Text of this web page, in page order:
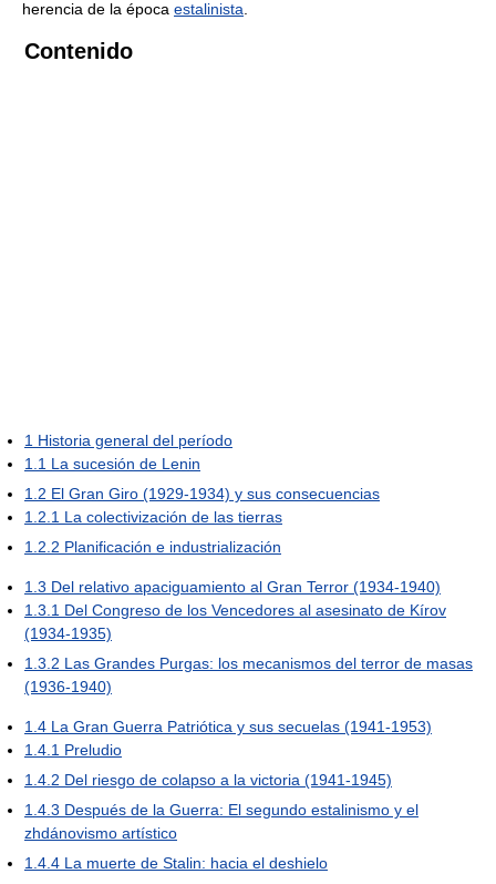
herencia de la época estalinista
Contenido
1 Historia general del período
1.1 La sucesión de Lenin
1.2 El Gran Giro (1929-1934) y sus consecuencias
1.2.1 La colectivización de las tierras
1.2.2 Planificación e industrialización
1.3 Del relativo apaciguamiento al Gran Terror (1934-1940)
1.3.1 Del Congreso de los Vencedores al asesinato de Kírov
(1934-1935)
1.3.2 Las Grandes Purgas: los mecanismos del terror de masas
(1936-1940)
1.4 La Gran Guerra Patriótica y sus secuelas (1941-1953)
1.4.1 Preludio
1.4.2 Del riesgo de colapso a la victoria (1941-1945)
1.4.3 Después de la Guerra: El segundo estalinismo y el
zhdánovismo artístico
1.4.4 La muerte de Stalin: hacia el deshielo